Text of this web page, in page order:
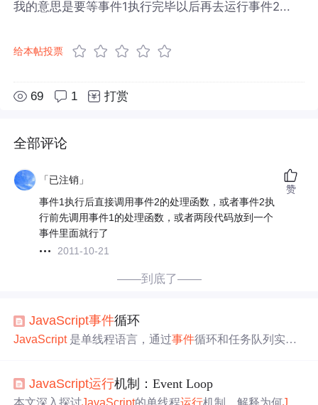
我的意思是要等事件1执行完毕以后再去运行事件2...
给本帖投票
69 1 打赏
全部评论
「已注销」
事件1执行后直接调用事件2的处理函数，或者事件2执
行前先调用事件1的处理函数，或者两段代码放到一个
事件里面就行了
2011-10-21
赞
——到底了——
JavaScript事件循环
JavaScript是单线程语言，通过事件循环和任务队列实现
宏任务和微任务并说明执行 顺序，还提及 Promise 同步异
步问题 及 Node.js 与浏览器事件循环差异。
JavaScript运行机制：Event Loop
本文深入探讨JavaScript的单线程运行机制，解释为何Jav